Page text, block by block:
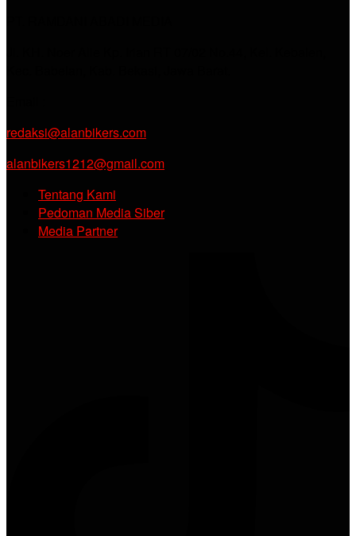
redaksi@alanbikers.com
alanbikers1212@gmail.com
Tentang Kami
Pedoman Media Siber
Media Partner